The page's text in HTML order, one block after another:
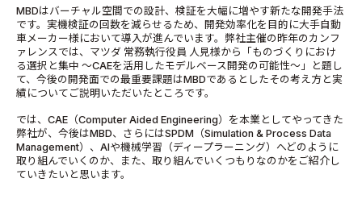
MBDはバーチャル空間での設計、検証を大幅に増やす新たな開発手法
です。実機検証の回数を減らせるため、開発効率化を目的に大手自動
車メーカー様において導入が進んでいます。弊社主催の昨年のカンフ
ァレンスでは、マツダ 常務執行役員 人見様から「ものづくりにおけ
る選択と集中 ～CAEを活用したモデルベース開発の可能性～」と題し
て、今後の開発面での最重要課題はMBDであるとしたその考え方と実
績についてご説明いただいたところです。
では、CAE（Computer Aided Engineering）を本業としてやってきた
弊社が、今後はMBD、さらにはSPDM（Simulation & Process Data
Management）、AIや機械学習（ディープラーニング）へどのように
取り組んでいくのか、また、取り組んでいくつもりなのかをご紹介し
ていきたいと思います。